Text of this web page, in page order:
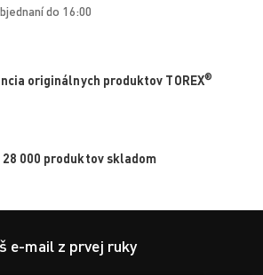
do 16:00
originálnych produktov TOREX®
28 000 produktov skladom
e-mail z prvej ruky